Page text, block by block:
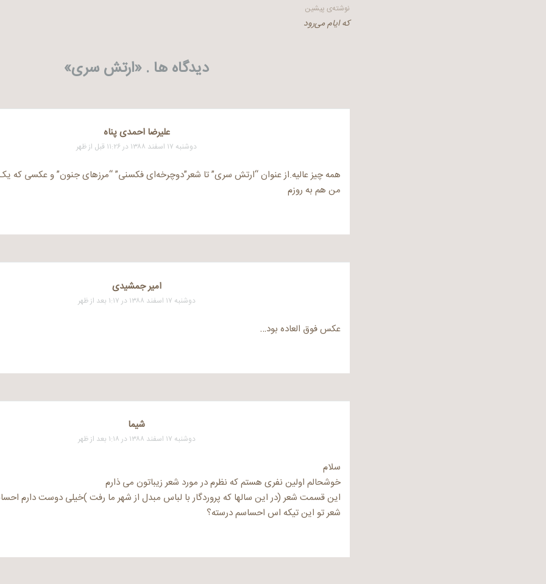
راهبری
نوشته‌ی پیشین
که ایام می‌رود
دیدگاه ها . «ارتش سری»
علیرضا احمدی پناه
دوشنبه ۱۷ اسفند ۱۳۸۸ در ۱۱:۲۶ قبل از ظهر
همه چیز عالیه.از عنوان “ارتش سری” تا شعر”دوچرخه‌ای فکسنی‌” “مرزهای جنون” و عکسی که
من هم به روزم
امیر جمشیدی
دوشنبه ۱۷ اسفند ۱۳۸۸ در ۱:۱۷ بعد از ظهر
عکس فوق العاده بود…
شیما
دوشنبه ۱۷ اسفند ۱۳۸۸ در ۱:۱۸ بعد از ظهر
سلام
خوشحالم اولین نفری هستم که نظرم در مورد شعر زیباتون می ذارم
این قسمت شعر (در این سالها که پروردگار با لباس مبدل از شهر ما رفت )خیلی دوست دارم
شعر تو این تیکه اس احساسم درسته؟